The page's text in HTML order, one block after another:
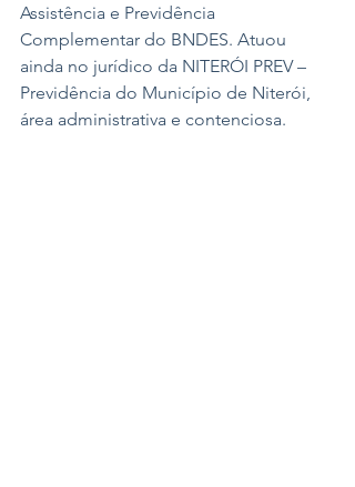
Assistência e Previdência
Complementar do BNDES. Atuou
ainda no jurídico da NITERÓI PREV –
Previdência do Município de Niterói,
área administrativa e contenciosa.